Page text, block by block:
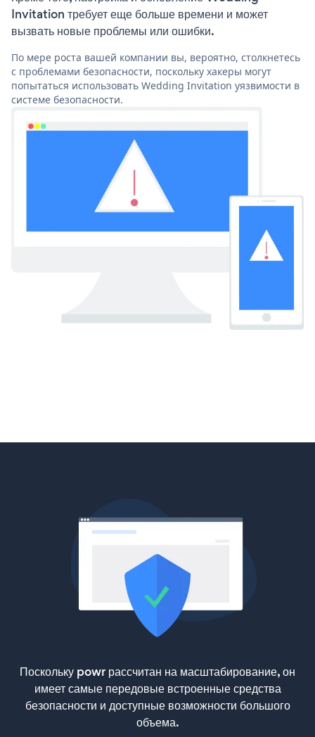
Invitation требует еще больше времени и может
вызвать новые проблемы или ошибки.
По мере роста вашей компании вы, вероятно, столкнетесь
с проблемами безопасности, поскольку хакеры могут
попытаться использовать Wedding Invitation уязвимости в
системе безопасности.
Поскольку powr рассчитан на масштабирование, он
имеет самые передовые встроенные средства
безопасности и доступные возможности большого
объема.